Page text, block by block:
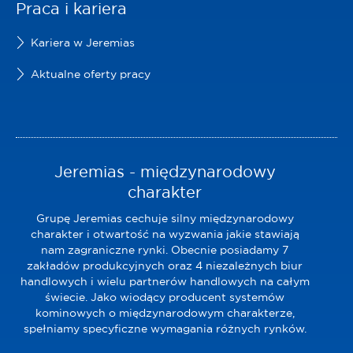
Praca i kariera
Kariera w Jeremias
Aktualne oferty pracy
Jeremias - międzynarodowy
charakter
Grupę Jeremias cechuje silny międzynarodowy
charakter i otwartość na wyzwania jakie stawiają
nam zagraniczne rynki. Obecnie posiadamy 7
zakładów produkcyjnych oraz 4 niezależnych biur
handlowych i wielu partnerów handlowych na całym
świecie. Jako wiodący producent systemów
kominowych o międzynarodowym charakterze,
spełniamy specyficzne wymagania różnych rynków.